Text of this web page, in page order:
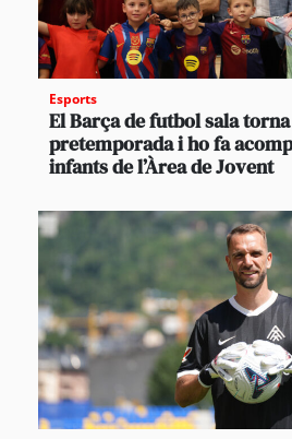
Esports
El Barça de futbol sala
pretemporada i ho fa
infants de l’Àrea de Jovent